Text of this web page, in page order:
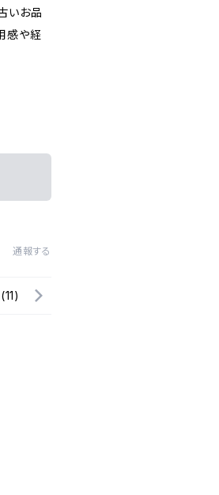
いお品
感や経
通報する
(11)